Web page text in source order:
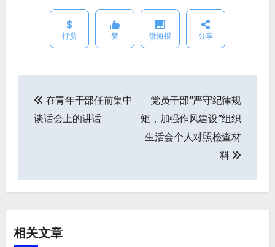
打赏 赞 微海报 分享
文
章
在青年干部任前集中
谈话会上的讲话
党员干部“严守纪律规
矩，加强作风建设”组织
生活会个人对照检查材
料
相关文章